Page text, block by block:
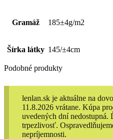
Gramáž 185±4g/m2
Šírka látky 145/±4cm
Podobné produkty
lenlan.sk je aktuálne na
11.8.2026 vrátane. Kúpa
uvedených dní nedostupná.
trpezlivosť.
nepríjemnosti.